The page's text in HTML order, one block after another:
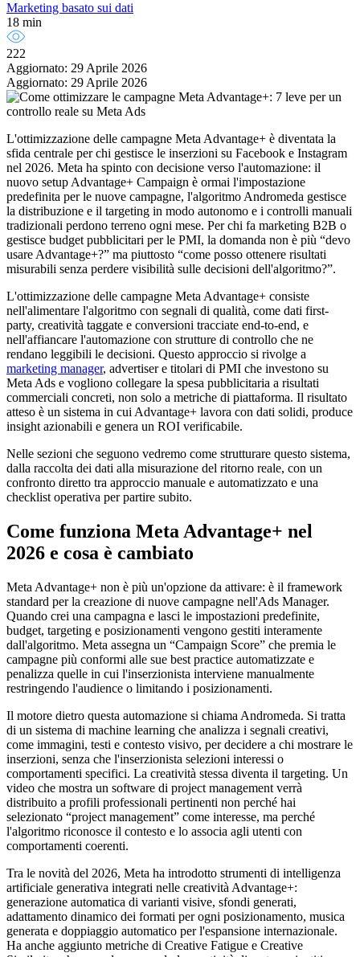
Marketing basato sui dati
18 min
222
Aggiornato: 29 Aprile 2026
Aggiornato: 29 Aprile 2026
L'ottimizzazione delle campagne Meta Advantage+ è diventata la
sfida centrale per chi gestisce le inserzioni su Facebook e Instagram
nel 2026. Meta ha spinto con decisione verso l'automazione: il
nuovo setup Advantage+ Campaign è ormai l'impostazione
predefinita per le nuove campagne, l'algoritmo Andromeda gestisce
la distribuzione e il targeting in modo autonomo e i controlli manuali
tradizionali perdono terreno ogni mese. Per chi fa marketing B2B o
gestisce budget pubblicitari per le PMI, la domanda non è più “devo
usare Advantage+?” ma piuttosto “come posso ottenere risultati
misurabili senza perdere visibilità sulle decisioni dell'algoritmo?”.
L'ottimizzazione delle campagne Meta Advantage+ consiste
nell'alimentare l'algoritmo con segnali di qualità, come dati first-
party, creatività taggate e conversioni tracciate end-to-end, e
nell'affiancare l'automazione con strutture di controllo che ne
rendano leggibili le decisioni. Questo approccio si rivolge a
marketing manager, advertiser e titolari di PMI che investono su
Meta Ads e vogliono collegare la spesa pubblicitaria a risultati
commerciali concreti, non solo a metriche di piattaforma. Il risultato
atteso è un sistema in cui Advantage+ lavora con dati solidi, produce
insight azionabili e genera un ROI verificabile.
Nelle sezioni che seguono vedremo come strutturare questo sistema,
dalla raccolta dei dati alla misurazione del ritorno reale, con un
confronto diretto tra approccio manuale e automatizzato e una
checklist operativa per partire subito.
Come funziona Meta Advantage+ nel
2026 e cosa è cambiato
Meta Advantage+ non è più un'opzione da attivare: è il framework
standard per la creazione di nuove campagne nell'Ads Manager.
Quando crei una campagna e lasci le impostazioni predefinite,
budget, targeting e posizionamenti vengono gestiti interamente
dall'algoritmo. Meta assegna un “Campaign Score” che premia le
campagne più conformi alle sue best practice automatizzate e
penalizza quelle in cui l'inserzionista interviene manualmente
restringendo l'audience o limitando i posizionamenti.
Il motore dietro questa automazione si chiama Andromeda. Si tratta
di un sistema di machine learning che analizza i segnali creativi,
come immagini, testi e contesto visivo, per decidere a chi mostrare le
inserzioni, senza che l'inserzionista selezioni interessi o
comportamenti specifici. La creatività stessa diventa il targeting. Un
video che mostra un software di project management verrà
distribuito a profili professionali pertinenti non perché hai
selezionato “project management” come interesse, ma perché
l'algoritmo riconosce il contesto e lo associa agli utenti con
comportamenti coerenti.
Tra le novità del 2026, Meta ha introdotto strumenti di intelligenza
artificiale generativa integrati nelle creatività Advantage+:
generazione automatica di varianti visive, sfondi generati,
adattamento dinamico dei formati per ogni posizionamento, musica
generata e doppiaggio automatico per l'espansione internazionale.
Ha anche aggiunto metriche di Creative Fatigue e Creative